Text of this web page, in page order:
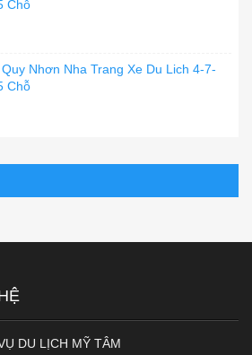
Chỗ
Nhơn Nha Trang Xe Du Lich 4-7-
Chỗ
DU LỊCH MỸ TÂM